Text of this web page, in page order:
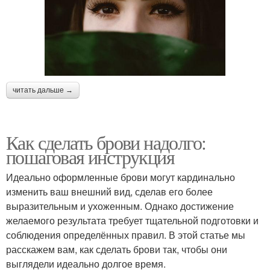
читать дальше →
Как сделать брови надолго:
пошаговая инструкция
Идеально оформленные брови могут кардинально
изменить ваш внешний вид, сделав его более
выразительным и ухоженным. Однако достижение
желаемого результата требует тщательной подготовки и
соблюдения определённых правил. В этой статье мы
расскажем вам, как сделать брови так, чтобы они
выглядели идеально долгое время.